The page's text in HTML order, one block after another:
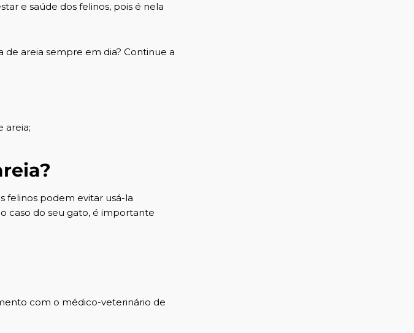
e saúde dos felinos, pois é nela
areia sempre em dia? Continue a
areia;
felinos podem evitar usá-la
caso do seu gato, é importante
com o médico-veterinário de